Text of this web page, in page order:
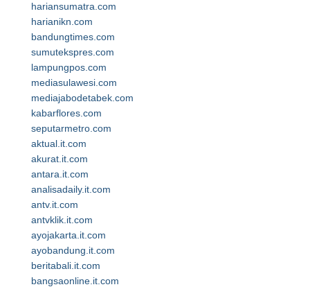
hariansumatra.com
harianikn.com
bandungtimes.com
sumutekspres.com
lampungpos.com
mediasulawesi.com
mediajabodetabek.com
kabarflores.com
seputarmetro.com
aktual.it.com
akurat.it.com
antara.it.com
analisadaily.it.com
antv.it.com
antvklik.it.com
ayojakarta.it.com
ayobandung.it.com
beritabali.it.com
bangsaonline.it.com